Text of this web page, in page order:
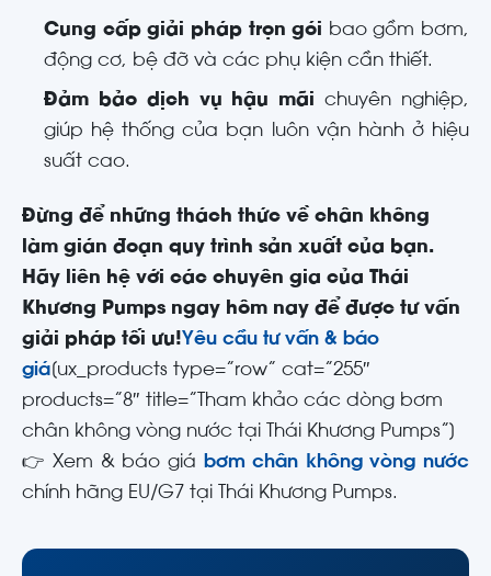
Cung cấp giải pháp trọn gói bao gồm bơm,
động cơ, bệ đỡ và các phụ kiện cần thiết.
Đảm bảo dịch vụ hậu mãi chuyên nghiệp,
giúp hệ thống của bạn luôn vận hành ở hiệu
suất cao.
Đừng để những thách thức về chân không
làm gián đoạn quy trình sản xuất của bạn.
Hãy liên hệ với các chuyên gia của Thái
Khương Pumps ngay hôm nay để được tư vấn
giải pháp tối ưu!Yêu cầu tư vấn & báo
giá[ux_products type=”row” cat=”255″
products=”8″ title=”Tham khảo các dòng bơm
chân không vòng nước tại Thái Khương Pumps”]
👉 Xem & báo giá
bơm chân không vòng nước
chính hãng EU/G7 tại Thái Khương Pumps.